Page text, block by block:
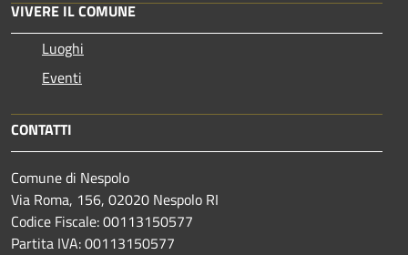
VIVERE IL COMUNE
Luoghi
Eventi
CONTATTI
Comune di Nespolo
Via Roma, 156, 02020 Nespolo RI
Codice Fiscale: 00113150577
Partita IVA: 00113150577